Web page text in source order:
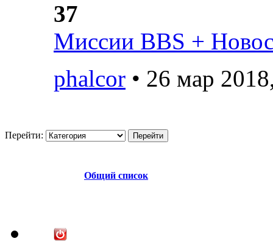
37
Миссии BBS +
phalcor • 26 мар
Перейти:
Общий список